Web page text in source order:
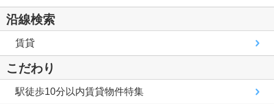
沿線検索
賃貸
こだわり
駅徒歩10分以内賃貸物件特集